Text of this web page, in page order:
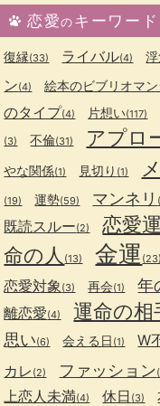
恋愛のキーワード
復縁(33) ライバル(4)
ン(4) 絵本のビブリオマ
のタイプ(4) 片想い(117)
(3) 不倫(31) アプロ
やな関係(1) 見切り (1)
(19) 運勢(59) マンネリ
既読スルー(2) 恋愛運
命の人 (13) 金運 (23)
恋愛対象 (3) 再会(1) 年
離恋愛(4) 運命の相
思い(6) 会える日 (1) W
カレ (2) ファッション
上恋人未満(4) 休日 (3)